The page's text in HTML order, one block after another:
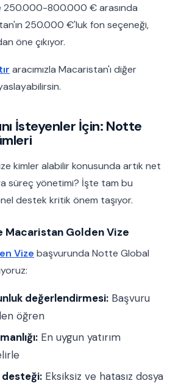
250.000-800.000 € arasında
250.000 €'luk fon seçeneği,
öne çıkıyor.
aracımızla Macaristan'ı diğer
İsteyenler İçin: Notte
kimler alabilir konusunda artık net
süreç yönetimi? İşte tam bu
destek kritik önem taşıyor.
Macaristan Golden Vize
Vize başvurunda Notte Global
değerlendirmesi: Başvuru
öğren
En uygun yatırım
desteği: Eksiksiz ve hatasız dosya